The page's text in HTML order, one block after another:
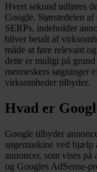
Hvert sekund udføres
Google. Størstedelen af
SERPs, indeholder
bliver betalt af
måde at føre relevant
dette er muligt på
menneskers søgninger
virksomheder tilbyder.
Hvad er
Google tilbyder
søgemaskine ved
annoncer, som vises
og Googles AdSense-